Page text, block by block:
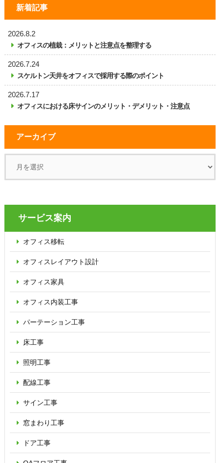
新着記事
2026.8.2
オフィスの植栽：メリットと注意点を整理する
2026.7.24
スケルトン天井をオフィスで採用する際のポイント
2026.7.17
オフィスにおける床サインのメリット・デメリット・注意点
アーカイブ
サービス案内
オフィス移転
オフィス レイアウト設計
オフィス家具
オフィス内装工事
パーテーション工事
床工事
照明工事
配線工事
サイン工事
窓まわり工事
ドア工事